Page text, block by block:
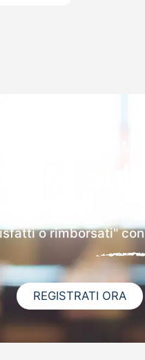
riceverai via
o rimborsati"
REGISTRATI ORA